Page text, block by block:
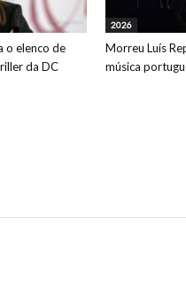
o elenco de
da DC
2026
Morreu Luís
música